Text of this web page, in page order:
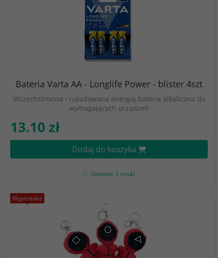
Bateria Varta AA - Longlife Power - blister 4szt
Wszechstronna i naładowana energią bateria alkaliczna do
wymagających urządzeń
13.10 zł
Dodaj do koszyka
Ostatnie 3 sztuki
Wyprzedaż